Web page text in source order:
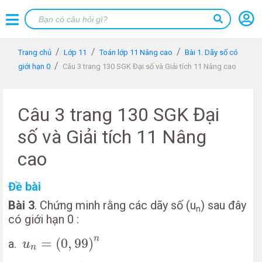
Trang chủ Lớp 11 Toán lớp 11 Nâng cao
Bài 1. Dãy số có
giới hạn 0
Câu 3 trang 130 SGK Đại số và Giải tích 11 Nâng cao
Câu 3 trang 130 SGK Đại
số và Giải tích 11 Nâng
cao
Đề bài
Bài 3. Chứng minh rằng các dãy số (un) sau đây
có giới hạn 0 :
a. un = (0, 99)n
0,99)n